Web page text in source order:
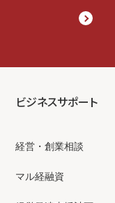
ビジネスサポート
経営・創業相談
マル経融資